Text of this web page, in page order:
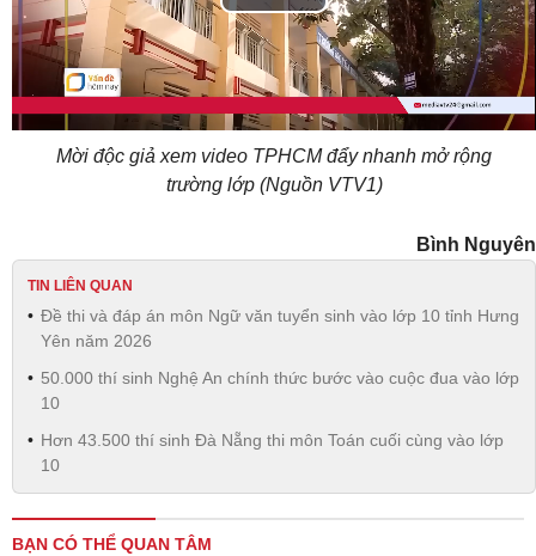
Play
Video
Mời độc giả xem video TPHCM đẩy nhanh mở rộng
trường lớp (Nguồn VTV1)
Bình Nguyên
TIN LIÊN QUAN
Đề thi và đáp án môn Ngữ văn tuyển sinh vào lớp 10 tỉnh Hưng
Yên năm 2026
50.000 thí sinh Nghệ An chính thức bước vào cuộc đua vào lớp
10
Hơn 43.500 thí sinh Đà Nẵng thi môn Toán cuối cùng vào lớp
10
BẠN CÓ THỂ QUAN TÂM